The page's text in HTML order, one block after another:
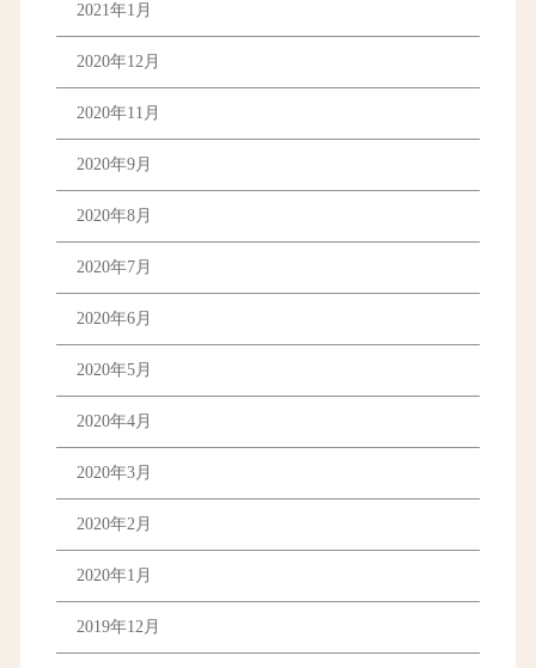
2021年1月
2020年12月
2020年11月
2020年9月
2020年8月
2020年7月
2020年6月
2020年5月
2020年4月
2020年3月
2020年2月
2020年1月
2019年12月